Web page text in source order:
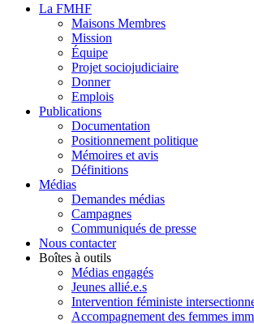
La FMHF
Maisons Membres
Mission
Équipe
Projet sociojudiciaire
Donner
Emplois
Publications
Documentation
Positionnement politique
Mémoires et avis
Définitions
Médias
Demandes médias
Campagnes
Communiqués de presse
Nous contacter
Boîtes à outils
Médias engagés
Jeunes allié.e.s
Intervention féministe
Accompagnement des femmes